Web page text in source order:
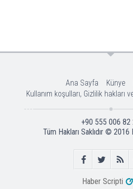
Ana Sayfa Künye
Kullanım koşulları, Gizlilik hakları
+90 555 006 82
Tüm Hakları Saklıdır © 2016
Haber Scripti